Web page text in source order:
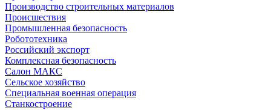
Производство строительных материалов
Происшествия
Промышленная безопасность
Робототехника
Российский экспорт
Комплексная безопасность
Салон МАКС
Сельское хозяйство
Специальная военная операция
Станкостроение